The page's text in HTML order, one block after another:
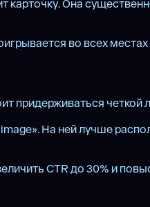
Она
во всех
четкой
На ней лучше
CTR до 30% и